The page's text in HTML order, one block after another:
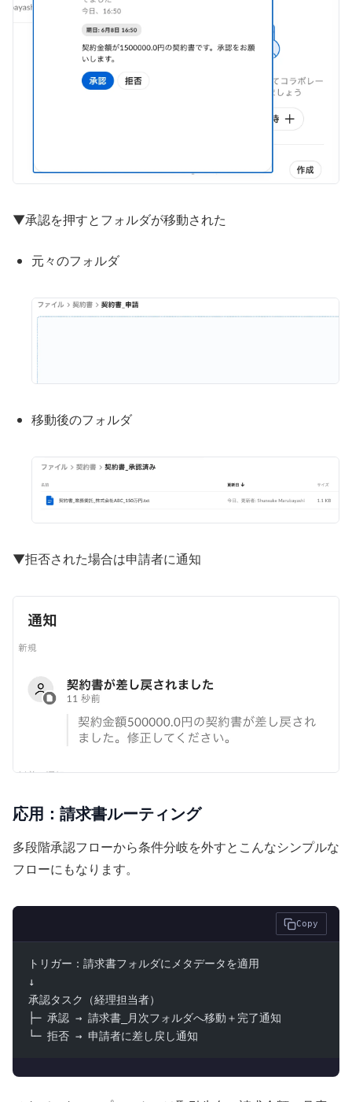
▼承認を押すとフォルダが移動された
元々のフォルダ
移動後のフォルダ
▼拒否された場合は申請者に通知
応用：請求書ルーティング
多段階承認フローから条件分岐を外すとこんなシンプルな
フローにもなります。
Copy
トリガー：請求書フォルダにメタデータを適用
↓
承認タスク（経理担当者）
├─ 承認 → 請求書_月次フォルダへ移動＋完了通知
└─ 拒否 → 申請者に差し戻し通知